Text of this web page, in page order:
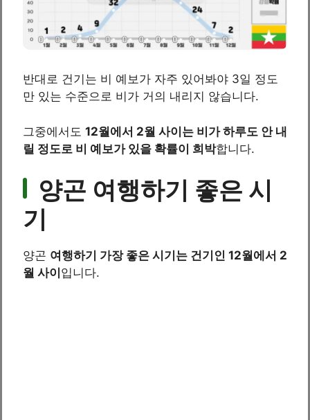
반대로 건기는 비 예보가 자주 있어봐야 3일 정도
만 있는 수준으로 비가 거의 내리지 않습니다.
그중에서도 12월에서 2월 사이는 비가 하루도 안 내
릴 정도로 비 예보가 있을 확률이 희박합니다.
양곤 여행하기 좋은 시
기
양곤 여행하기 가장 좋은 시기는 건기인 12월에서 2
월 사이 입니다.